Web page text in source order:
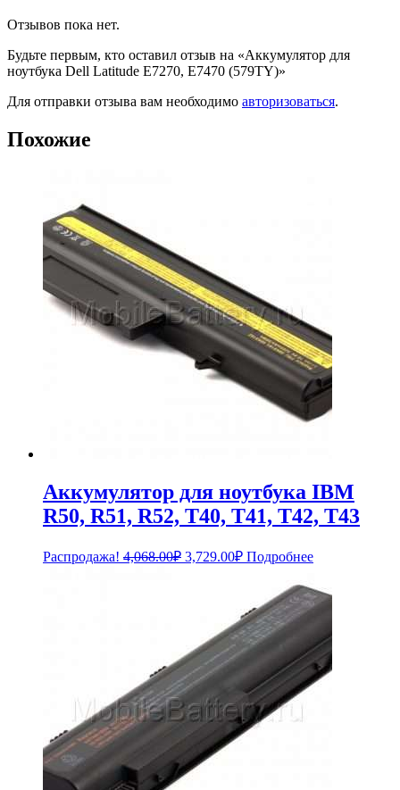
Отзывов пока нет.
Будьте первым, кто оставил отзыв на «Аккумулятор для
ноутбука Dell Latitude E7270, E7470 (579TY)»
Для отправки отзыва вам необходимо авторизоваться.
Похожие
Аккумулятор для ноутбука IBM
R50, R51, R52, T40, T41, T42, T43
Распродажа! 4,068.00₽ Первоначальная
3,729.00₽Текущая
цена:
3,729.00₽.
Подробнее